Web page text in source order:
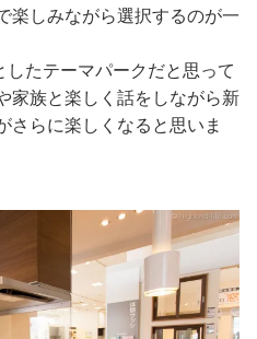
楽しみながら選択するのが一
たテーマパークだと思って
家族と楽しく話をしながら新
さらに楽しくなると思いま